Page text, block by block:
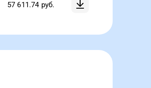
57 611.74 руб.